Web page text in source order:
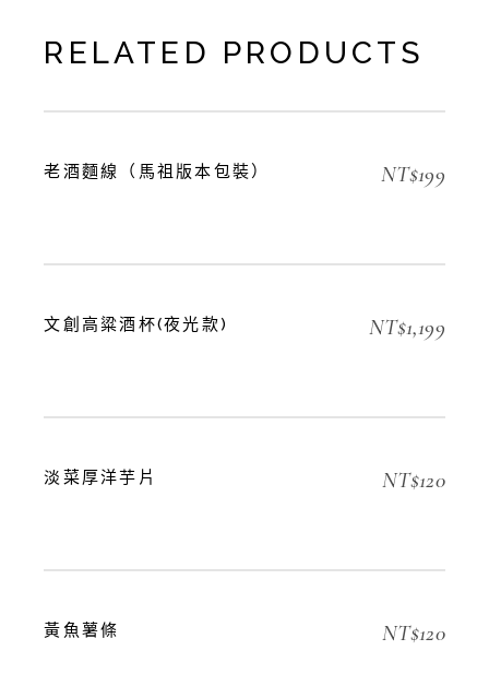
RELATED PRODUCTS
老酒麵線（馬祖版本包裝） NT$199
文創高粱酒杯(夜光款) NT$1,199
淡菜厚洋芋片 NT$120
黃魚薯條 NT$120